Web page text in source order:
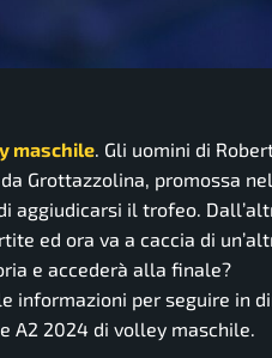
maschile . Gli uomini di
Grottazzolina, promossa
aggiudicarsi il trofeo.
ed ora va a caccia di
e accederà alla finale?
informazioni per seguire in
A2 2024 di volley maschile.